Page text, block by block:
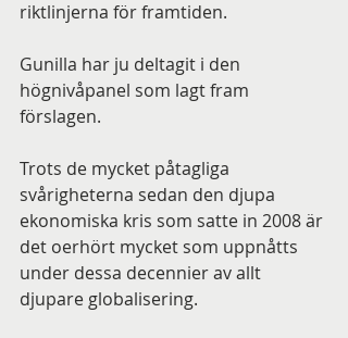
riktlinjerna för framtiden.
Gunilla har ju deltagit i den
högnivåpanel som lagt fram
förslagen.
Trots de mycket påtagliga
svårigheterna sedan den djupa
ekonomiska kris som satte in 2008 är
det oerhört mycket som uppnåtts
under dessa decennier av allt
djupare globalisering.